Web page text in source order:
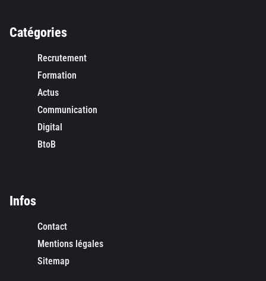
Catégories
Recrutement
Formation
Actus
Communication
Digital
BtoB
Infos
Contact
Mentions légales
Sitemap